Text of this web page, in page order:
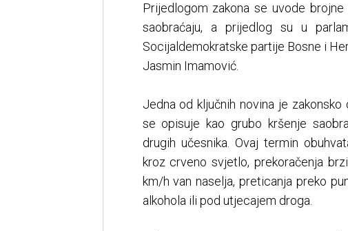
Prijedlogom zakona se uvode
saobraćaju, a prijedlog su u
Socijaldemokratske partije Bosne i
Jasmin Imamović.
Jedna od ključnih novina je
se opisuje kao grubo kršenje
drugih učesnika. Ovaj termin
kroz crveno svjetlo, prekoračenja
km/h van naselja, preticanja preko
alkohola ili pod utjecajem droga.